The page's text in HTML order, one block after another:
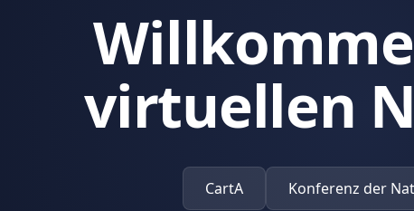
virtuellen
CartA Konferenz der